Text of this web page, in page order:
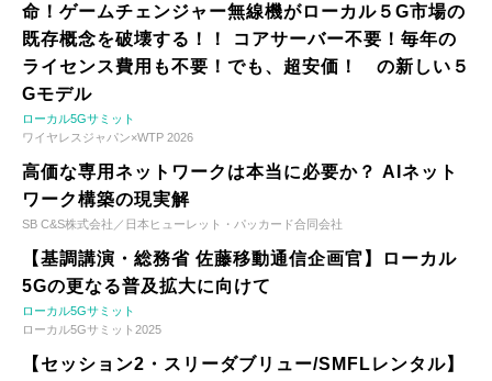
命！ゲームチェンジャー無線機がローカル５G市場の
既存概念を破壊する！！ コアサーバー不要！毎年の
ライセンス費用も不要！でも、超安価！ の新しい５
Gモデル
ローカル5Gサミット
ワイヤレスジャパン×WTP 2026
高価な専用ネットワークは本当に必要か？ AIネット
ワーク構築の現実解
SB C&S株式会社／日本ヒューレット・パッカード合同会社
【基調講演・総務省 佐藤移動通信企画官】ローカル
5Gの更なる普及拡大に向けて
ローカル5Gサミット
ローカル5Gサミット2025
【セッション2・スリーダブリュー/SMFLレンタル】